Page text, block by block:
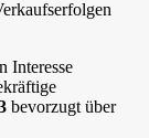
Interesse
bevorzugt über